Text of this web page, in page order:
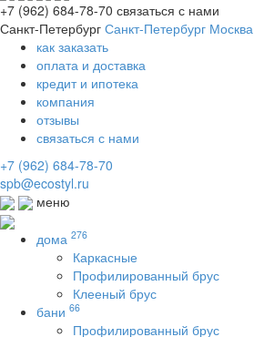
+7 (962) 684-78-70 связаться с нами
Санкт-Петербург Санкт-Петербург Москва
как заказать
оплата и доставка
кредит и ипотека
компания
отзывы
связаться с нами
+7 (962) 684-78-70
spb@ecostyl.ru
меню
дома 276
Каркасные
Профилированный брус
Клееный брус
бани 66
Профилированный брус